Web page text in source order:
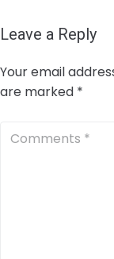
Leave a Reply
Your email
are marked *